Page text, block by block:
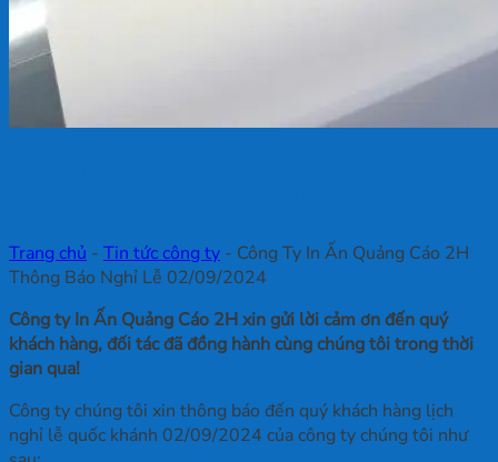
Quay trở lại cửa hàng
Trang chủ - Tin tức công ty - Công Ty In Ấn Quảng Cáo 2H
Thông Báo Nghỉ Lễ 02/09/2024
Công ty In Ấn Quảng Cáo 2H xin gửi lời cảm ơn đến quý
khách hàng, đối tác đã đồng hành cùng chúng tôi trong thời
gian qua!
Công ty chúng tôi xin thông báo đến quý khách hàng lịch
nghỉ lễ quốc khánh 02/09/2024 của công ty chúng tôi như